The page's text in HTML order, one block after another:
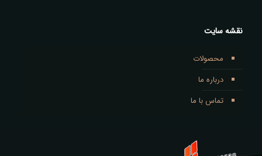
نقشه سایت
محصولات
درباره ما
تماس با ما